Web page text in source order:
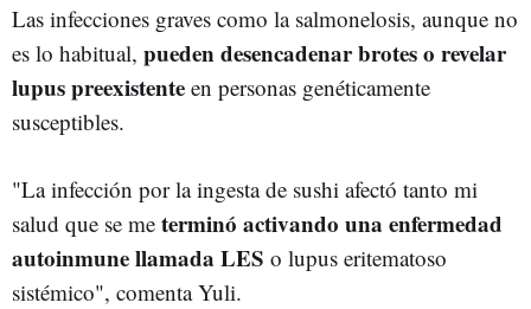
Las infecciones graves como la salmonelosis, aunque no
es lo habitual, pueden desencadenar brotes o revelar
lupus preexistente en personas genéticamente
susceptibles.
"La infección por la ingesta de sushi afectó tanto mi
salud que se me terminó activando una enfermedad
autoinmune llamada LES o lupus eritematoso
sistémico", comenta Yuli.